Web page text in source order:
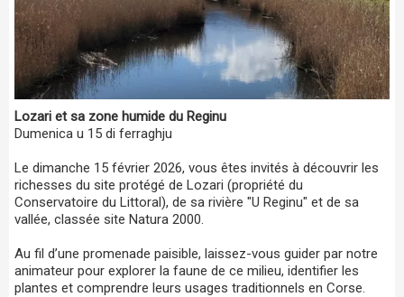
Lozari et sa zone humide du Reginu
Dumenica u 15 di ferraghju
Le dimanche 15 février 2026, vous êtes invités à découvrir les
richesses du site protégé de Lozari (propriété du
Conservatoire du Littoral), de sa rivière "U Reginu" et de sa
vallée, classée site Natura 2000.
Au fil d’une promenade paisible, laissez-vous guider par notre
animateur pour explorer la faune de ce milieu, identifier les
plantes et comprendre leurs usages traditionnels en Corse.